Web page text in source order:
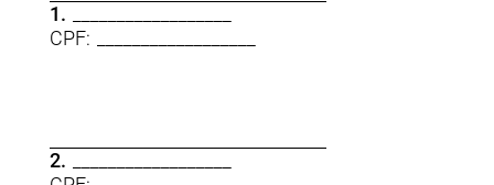
1.
CPF: __________________
2.